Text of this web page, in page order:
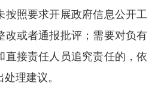
按照要求开展政府信息公开工
改或者通报批评；需要对负有
直接责任人员追究责任的，依
理建议。